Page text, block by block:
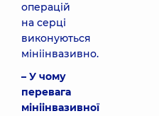
операцій
на серці
виконуються
мініінвазивно.
– У чому
перевага
мініінвазивної